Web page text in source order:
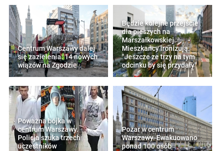
Centrum Warszawy dalej
się zazielenia. 14 nowych
wiązów na Zgodzie
Będzie kolejne przejście
dla pieszych na
Marszałkowskiej.
Mieszkańcy ironizują.
"Jeszcze ze trzy na tym
odcinku by się przydały"
Poważna bójka w
centrum Warszawy.
Policja szuka trzech
uczestników
Pożar w centrum
Warszawy. Ewakuowano
ponad 100 osób